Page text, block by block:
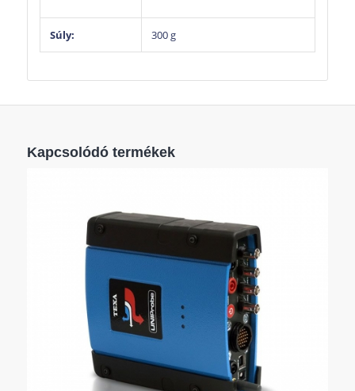
Súly: 300 g
Kapcsolódó termékek